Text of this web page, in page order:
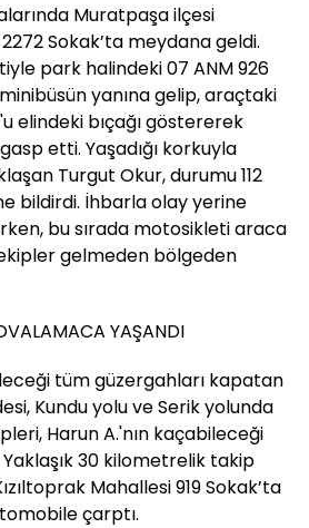
Muratpaşa ilçesi
Sokak’ta meydana geldi.
park halindeki 07 ANM 926
yanına gelip, araçtaki
elindeki bıçağı göstererek
etti. Yaşadığı korkuyla
Turgut Okur, durumu 112
bildirdi. İhbarla olay yerine
bu sırada motosikleti araca
gelmeden bölgeden
YAŞANDI
tüm güzergahları kapatan
Kundu yolu ve Serik yolunda
Harun A.'nın kaçabileceği
30 kilometrelik takip
Mahallesi 919 Sokak’ta
çarptı.